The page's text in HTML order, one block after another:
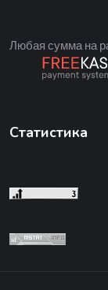
Любая сумма на
Статистика